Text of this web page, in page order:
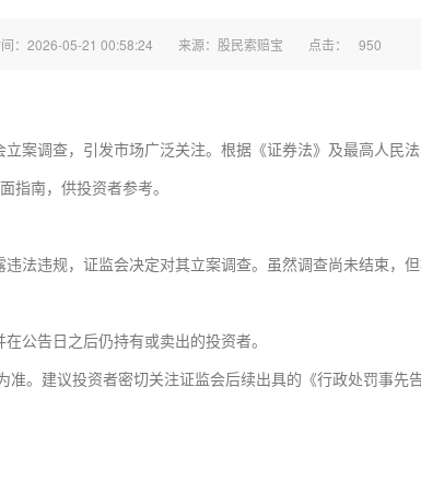
：2026-05-21 00:58:24 来源：股民索赔宝 点击： 950
案调查，引发市场广泛关注。根据《证券法》及最高人民
指南，供投资者参考。
法违规，证监会决定对其立案调查。虽然调查尚未结束，
公告日之后仍持有或卖出的投资者。
。建议投资者密切关注证监会后续出具的《行政处罚事先